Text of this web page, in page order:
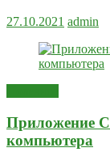
27.10.2021 admin
Приложение
компьютера